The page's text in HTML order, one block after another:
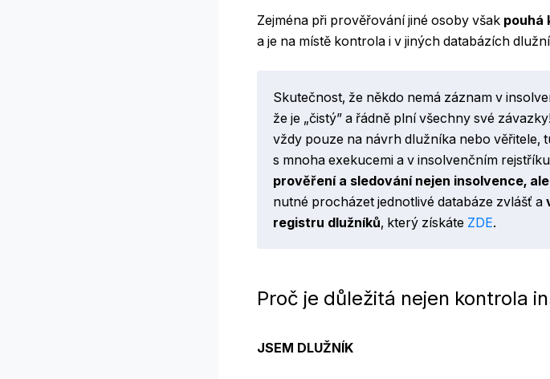
Zejména při prověřování jiné osoby však pouhá
a je na místě kontrola i v jiných databázích
Skutečnost, že někdo nemá záznam v
že je „čistý” a řádně plní všechny své
vždy pouze na návrh dlužníka nebo věřitele,
s mnoha exekucemi a v insolvenčním
prověření a sledování nejen insolvence,
nutné procházet jednotlivé databáze zvlášť a
registru dlužníků, který získáte ZDE.
Proč je důležitá nejen kontrola
JSEM DLUŽNÍK